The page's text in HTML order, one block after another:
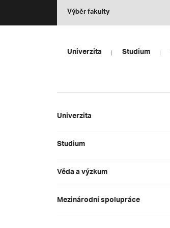
Výběr fakulty
Univerzita Studium
Univerzita
Studium
Věda a výzkum
Mezinárodní spolupráce